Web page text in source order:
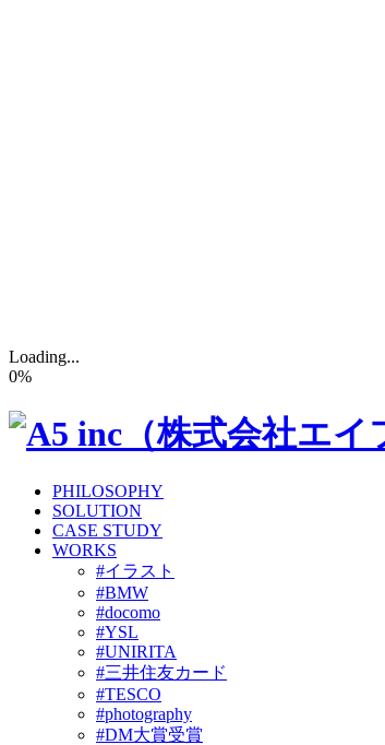
Loading...
0%
PHILOSOPHY
SOLUTION
CASE STUDY
WORKS
#イラスト
#BMW
#docomo
#YSL
#UNIRITA
#三井住友カード
#TESCO
#photography
#DM大賞受賞